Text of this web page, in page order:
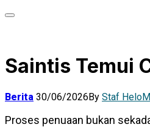
Saintis Temui
Berita 30/06/2026By Staf
Proses penuaan bukan